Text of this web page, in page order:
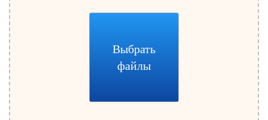
Выбрать
файлы